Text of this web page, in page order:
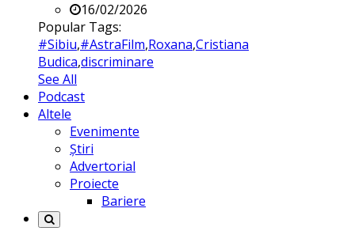
16/02/2026
Popular Tags:
#Sibiu,#AstraFilm,Roxana,Cristiana
Budica,discriminare
See All
Podcast
Altele
Evenimente
Știri
Advertorial
Proiecte
Bariere